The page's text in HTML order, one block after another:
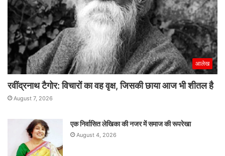
आलेख
रवींद्रनाथ टैगोर: विचारों का वह वृक्ष, जिसकी छाया आज भी शीतल है
August 7, 2026
एक निर्वासित लेखिका की नजर में समाज की रूपरेखा
August 4, 2026